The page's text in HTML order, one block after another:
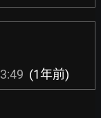
(1年前)